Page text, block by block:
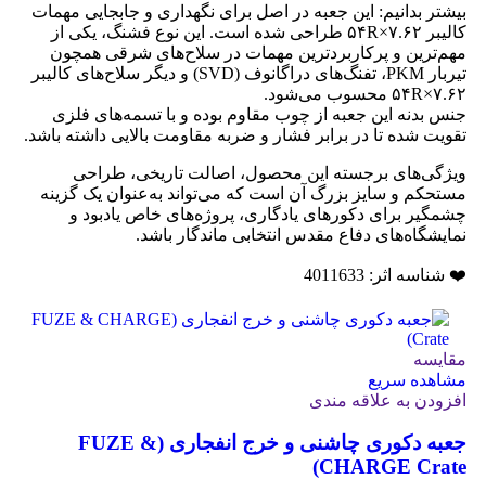
بیشتر بدانیم: این جعبه در اصل برای نگهداری و جابجایی مهمات
کالیبر ۷.۶۲×۵۴R طراحی شده است. این نوع فشنگ، یکی از
مهم‌ترین و پرکاربردترین مهمات در سلاح‌های شرقی همچون
تیربار PKM، تفنگ‌های دراگانوف (SVD) و دیگر سلاح‌های کالیبر
۷.۶۲×۵۴R محسوب می‌شود.
جنس بدنه این جعبه از چوب مقاوم بوده و با تسمه‌های فلزی
تقویت شده تا در برابر فشار و ضربه مقاومت بالایی داشته باشد.
ویژگی‌های برجسته این محصول، اصالت تاریخی، طراحی
مستحکم و سایز بزرگ آن است که می‌تواند به‌عنوان یک گزینه
چشمگیر برای دکورهای یادگاری، پروژه‌های خاص یادبود و
نمایشگاه‌های دفاع مقدس انتخابی ماندگار باشد.
❤️ شناسه اثر: 4011633
مقایسه
مشاهده سریع
افزودن به علاقه مندی
جعبه دکوری چاشنی و خرج انفجاری (FUZE &
CHARGE Crate)